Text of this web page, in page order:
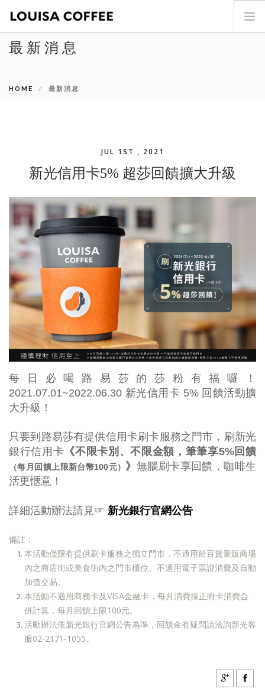
首頁
最新消息
關於我們
聯絡我們
SEARCH SITE
ENG
最新消息
HOME 最新消息
JUL 1ST , 2021
新光信用卡5% 超莎回饋擴大升級
每日必喝路易莎的莎粉有福囉！
2021.07.01~2022.06.30 新光信用卡 5% 回饋活動擴
大升級！
只要到路易莎有提供信用卡刷卡服務之門市，刷新光
銀行信用卡 《不限卡別、不限金額，筆筆享5%回饋
（每月回饋上限新台幣100元） 》 無腦刷卡享回饋，咖啡生
活更愜意！
詳細活動辦法請見☞ 新光銀行官網公告
備註：
本活動僅限有提供刷卡服務之獨立門市，不適用於百貨量販商場
內之商店街或美食街內之門市櫃位、不適用電子票證消費及自動
加值交易。
本活動不適用商務卡及VISA金融卡，每月消費採正附卡消費合
併計算，每月回饋上限100元。
活動辦法依新光銀行官網公告為準，回饋金有疑問請洽詢新光客
服02-2171-1055。